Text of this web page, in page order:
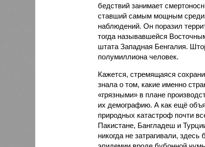
бедствий занимает
ставший самым мощным среди
наблюдений. Он поразил
тогда называвшейся
штата Западная Бенгалия.
полумиллиона человек.
Кажется, стремящаяся
знала о том, какие именно
«грязными» в плане
их демографию. А как ещё
природных катастроф почти
Пакистане, Бангладеш и
никогда не затрагивали,